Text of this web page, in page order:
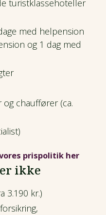
turistklassehoteller
med helpension
og 1 dag med
og chauffører (ca.
prispolitik her
ikke
3.190 kr.)